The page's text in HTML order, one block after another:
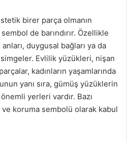
birer parça olmanın
de barındırır. Özellikle
duygusal bağları ya da
Evlilik yüzükleri, nişan
kadınların yaşamlarında
yanı sıra, gümüş yüzüklerin
yerleri vardır. Bazı
koruma sembolü olarak kabul